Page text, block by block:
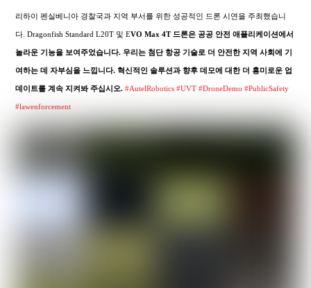
리하이 펜실베니아 경찰국과 지역 부서를 위한 성공적인 드론 시연을 주최했습니
다. Dragonfish Standard L20T 및 EVO Max 4T 드론은 공공 안전 애플리케이션에서
놀라운 기능을 보여주었습니다. 우리는 첨단 항공 기술로 더 안전한 지역 사회에 기
여하는 데 자부심을 느낍니다. 혁신적인 솔루션과 향후 데모에 대한 더 흥미로운 업
데이트를 계속 지켜봐 주십시오.#AutelRobotics #UVT #DroneDemo #PublicSafety
#lawenforcement